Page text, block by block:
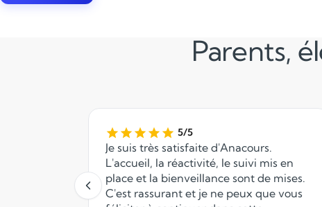
Parents,
5/5
Je suis très satisfaite d'Anacours.
L'accueil, la réactivité, le suivi mis en
place et la bienveillance sont de mises.
C'est rassurant et je ne peux que vous